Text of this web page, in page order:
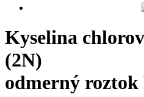
Kyselina
(2N)
odmerný